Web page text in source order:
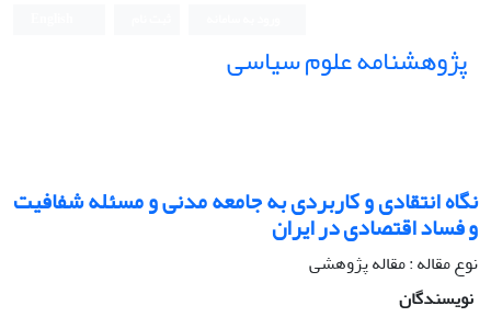
پژوهشنامه علوم سیاسی
نگاه انتقادی و کاربردی به جامعه مدنی و مسئله شفافیت
و فساد اقتصادی در ایران
نوع مقاله : مقاله پژوهشی
نویسندگان